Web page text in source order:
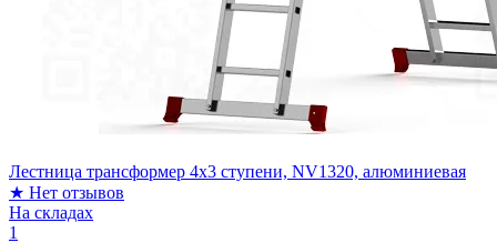
Лестница трансформер 4x3 ступени, NV1320, алюминиевая
★ Нет отзывов
На складах
1